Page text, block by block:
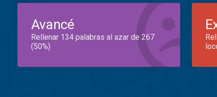
Avancé
Rellenar 134 palabras al azar de 267
(50%)